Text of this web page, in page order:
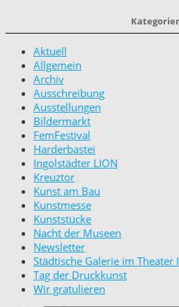
Aktuell
Allgemein
Archiv
Ausschreibung
Ausstellungen
Bildermarkt
FemFestival
Harderbastei
Ingolstädter LION
Kreuztor
Kunst am Bau
Kunstmesse
Kunststücke
Nacht der Museen
Newsletter
Städtische Galerie im Theater
Tag der Druckkunst
Wir gratulieren